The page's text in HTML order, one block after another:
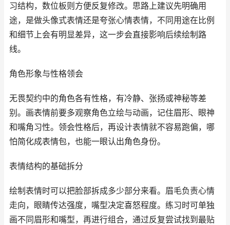
习结构，数位板则方便反复修改。思路上建议先明确用
途，是做头像式表情还是夸张心情表情，不同用途在比例
和细节上会有明显差异，这一步会直接影响后续绘制路
线。
角色形象与性格领会
无畏契约中的角色各有性格，有冷静、张扬或神秘等差
别。画表情前要多观察角色立绘与动画，记住眉形、眼神
和嘴角习性。领会性格后，再设计表情就不容易跑偏，哪
怕简化成表情包，也能一眼认出角色身份。
表情结构的基础拆分
绘制表情时可以把脸部拆成多少部分来看。眉毛负责心情
走向，眼睛传达强度，嘴型决定喜怒程度。练习时可单独
画不同眉形和嘴型，再进行组合，通过反复尝试找到最贴